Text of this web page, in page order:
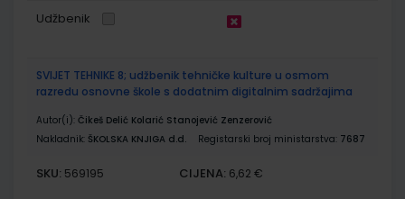
Udžbenik
SVIJET TEHNIKE 8; udžbenik tehničke kulture u osmom
razredu osnovne škole s dodatnim digitalnim sadržajima
Autor(i): Čikeš Delić Kolarić Stanojević Zenzerović
Nakladnik: ŠKOLSKA KNJIGA d.d. Registarski broj ministarstva: 7687
SKU: 569195 CIJENA: 6,62 €